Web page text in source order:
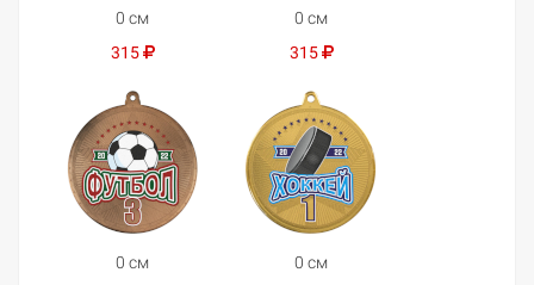
0 см
315
0 см
315
0 см
0 см